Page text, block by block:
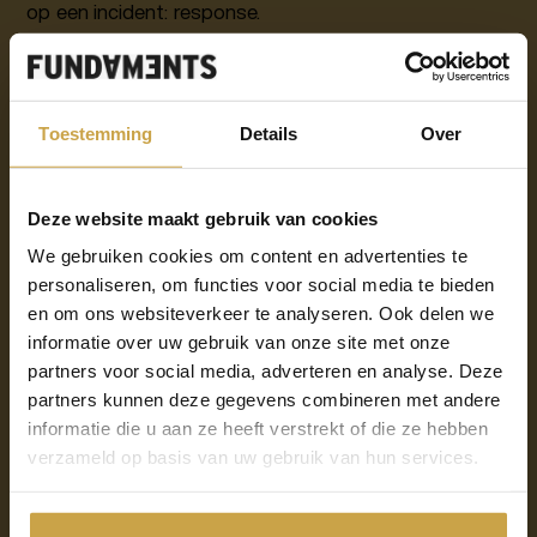
Toestemming Details Over
Deze website maakt gebruik van cookies
We gebruiken cookies om content en advertenties te
personaliseren, om functies voor social media te bieden
en om ons websiteverkeer te analyseren. Ook delen we
informatie over uw gebruik van onze site met onze
partners voor social media, adverteren en analyse. Deze
partners kunnen deze gegevens combineren met andere
informatie die u aan ze heeft verstrekt of die ze hebben
verzameld op basis van uw gebruik van hun services.
op een incident: response.
Jaarlijks worden vele organisaties gehackt of krijgen
ze te maken met een datalek. Gemiddeld genomen
hebben hackers maanden vrij spel tot deze hacks en
datalekken worden ontdekt, áls ze al worden ontdekt.
digitale veiligheid, hebben geen idee of er een hacker
aanwezig is op hun netwerk. Bij detectie draait alles
om het implementeren en ontwikkelen van
maatregelen om een cybersecurity-incident (en dus
hackers) tijdig te signaleren. Fundaments heeft hier
een simpele oplossing voor: een digitale lokfiets.
Iedereen kent het concept van de lokfiets wel. De
politie stalt fietsen op plaatsen waar deze vaak
volgsysteem. Zodra een fietsendief de fiets